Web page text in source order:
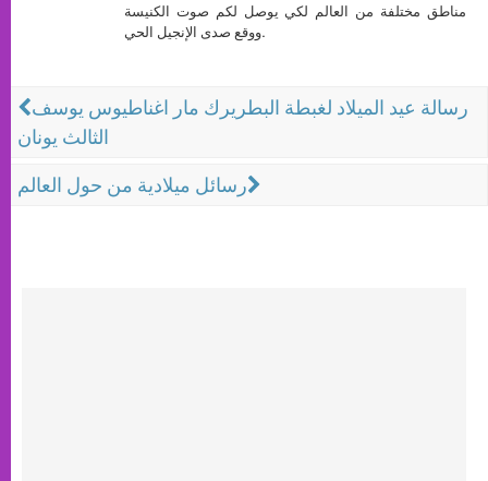
مناطق مختلفة من العالم لكي يوصل لكم صوت الكنيسة
ووقع صدى الإنجيل الحي.
رسالة عيد الميلاد لغبطة البطريرك مار اغناطيوس يوسف
الثالث يونان
رسائل ميلادية من حول العالم